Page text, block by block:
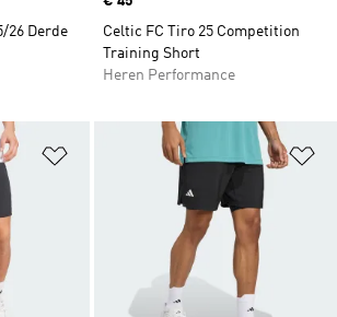
26 Derde
Celtic FC Tiro 25 Competition
Training Short
Heren Performance
Op verlanglijst zetten